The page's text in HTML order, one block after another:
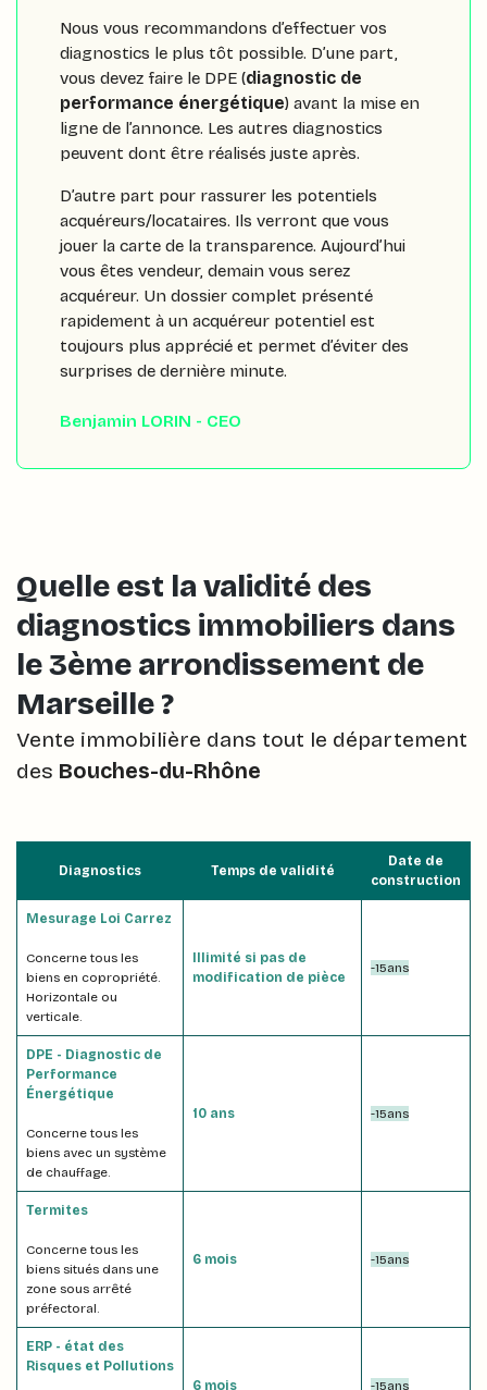
Nous vous recommandons d’effectuer vos
diagnostics le plus tôt possible. D’une part,
vous devez faire le DPE (diagnostic de
performance énergétique) avant la mise en
ligne de l’annonce. Les autres diagnostics
peuvent dont être réalisés juste après.
D’autre part pour rassurer les potentiels
acquéreurs/locataires. Ils verront que vous
jouer la carte de la transparence. Aujourd’hui
vous êtes vendeur, demain vous serez
acquéreur. Un dossier complet présenté
rapidement à un acquéreur potentiel est
toujours plus apprécié et permet d’éviter des
surprises de dernière minute.
Benjamin LORIN - CEO
Quelle est la validité des
diagnostics immobiliers dans
le 3ème arrondissement de
Marseille ?
Vente immobilière dans tout le département
des Bouches-du-Rhône
Diagnostics Temps de validité
Date de
construction
Mesurage Loi Carrez
Concerne tous les
biens en copropriété.
Horizontale ou
verticale.
Illimité si pas de
modification de pièce
-15ans
DPE - Diagnostic de
Performance
Énergétique
Concerne tous les
biens avec un système
de chauffage.
10 ans -15ans
Termites
Concerne tous les
biens situés dans une
zone sous arrêté
préfectoral.
6 mois -15ans
ERP - état des
Risques et Pollutions
6 mois
-15ans